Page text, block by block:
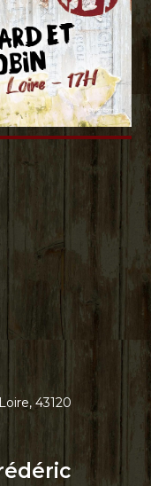
43120